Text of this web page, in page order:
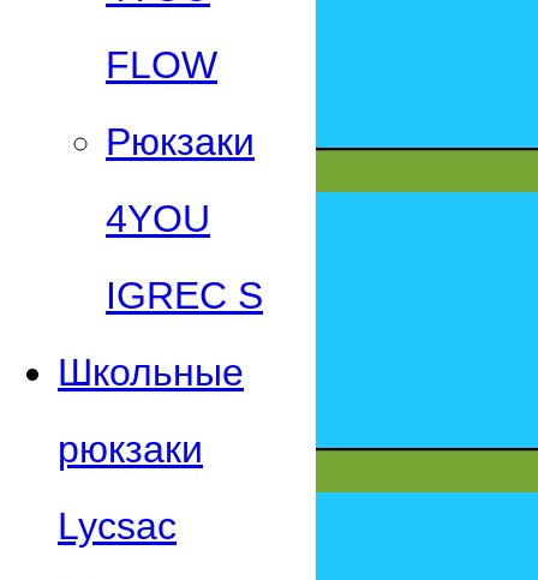
FLOW
Рюкзаки
4YOU
IGREC S
Школьные
рюкзаки
Lycsac